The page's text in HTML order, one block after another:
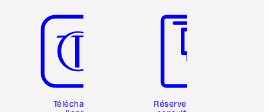
Téléchargez
Réservez une